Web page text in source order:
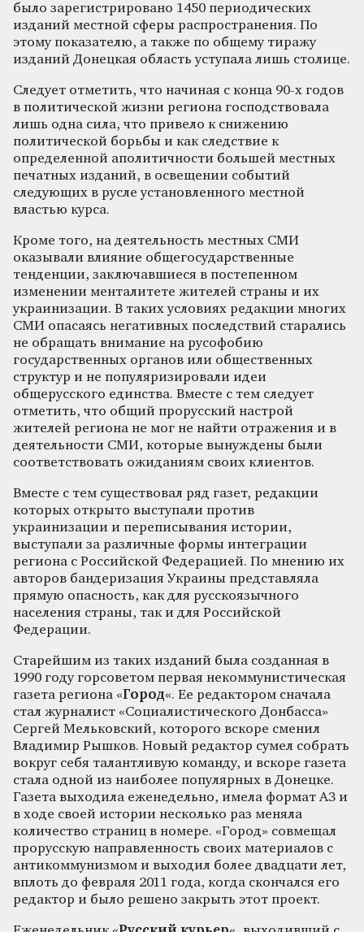
было зарегистрировано 1450 периодических
изданий местной сферы распространения. По
этому показателю, а также по общему тиражу
изданий Донецкая область уступала лишь столице.
Следует отметить, что начиная с конца 90-х годов
в политической жизни региона господствовала
лишь одна сила, что привело к снижению
политической борьбы и как следствие к
определенной аполитичности большей местных
печатных изданий, в освещении событий
следующих в русле установленного местной
властью курса.
Кроме того, на деятельность местных СМИ
оказывали влияние общегосударственные
тенденции, заключавшиеся в постепенном
изменении менталитете жителей страны и их
украинизации. В таких условиях редакции многих
СМИ опасаясь негативных последствий старались
не обращать внимание на русофобию
государственных органов или общественных
структур и не популяризировали идеи
общерусского единства. Вместе с тем следует
отметить, что общий прорусский настрой
жителей региона не мог не найти отражения и в
деятельности СМИ, которые вынуждены были
соответствовать ожиданиям своих клиентов.
Вместе с тем существовал ряд газет, редакции
которых открыто выступали против
украинизации и переписывания истории,
выступали за различные формы интеграции
региона с Российской Федерацией. По мнению их
авторов бандеризация Украины представляла
прямую опасность, как для русскоязычного
населения страны, так и для Российской
Федерации.
Старейшим из таких изданий была созданная в
1990 году горсоветом первая некоммунистическая
газета региона «Город«. Ее редактором сначала
стал журналист «Социалистического Донбасса»
Сергей Мельковский, которого вскоре сменил
Владимир Рышков. Новый редактор сумел собрать
вокруг себя талантливую команду, и вскоре газета
стала одной из наиболее популярных в Донецке.
Газета выходила еженедельно, имела формат А3 и
в ходе своей истории несколько раз меняла
количество страниц в номере. «Город» совмещал
прорусскую направленность своих материалов с
антикоммунизмом и выходил более двадцати лет,
вплоть до февраля 2011 года, когда скончался его
редактор и было решено закрыть этот проект.